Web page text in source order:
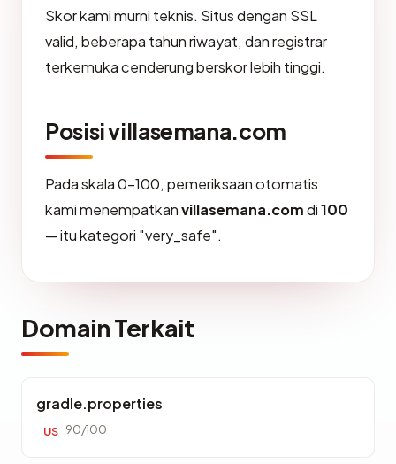
Skor kami murni teknis. Situs dengan SSL
valid, beberapa tahun riwayat, dan registrar
terkemuka cenderung berskor lebih tinggi.
Posisi villasemana.com
Pada skala 0-100, pemeriksaan otomatis
kami menempatkanvillasemana.comdi100
— itu kategori "very_safe".
Domain Terkait
gradle.properties
US 90/100